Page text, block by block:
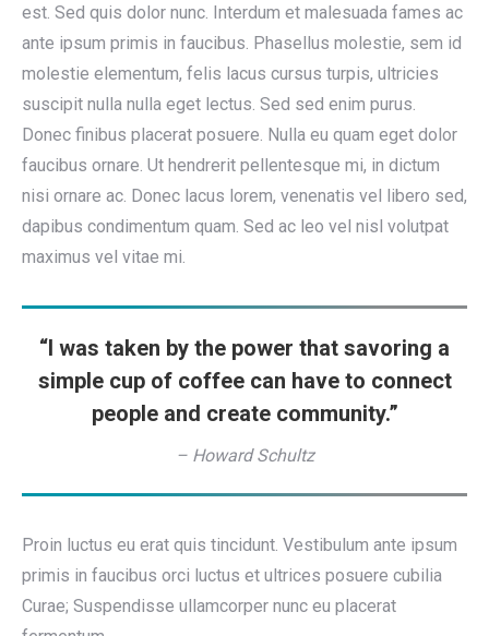
est. Sed quis dolor nunc. Interdum et malesuada fames ac
ante ipsum primis in faucibus. Phasellus molestie, sem id
molestie elementum, felis lacus cursus turpis, ultricies
suscipit nulla nulla eget lectus. Sed sed enim purus.
Donec finibus placerat posuere. Nulla eu quam eget dolor
faucibus ornare. Ut hendrerit pellentesque mi, in dictum
nisi ornare ac. Donec lacus lorem, venenatis vel libero sed,
dapibus condimentum quam. Sed ac leo vel nisl volutpat
maximus vel vitae mi.
“I was taken by the power that savoring a
simple cup of coffee can have to connect
people and create community.”
– Howard Schultz
Proin luctus eu erat quis tincidunt. Vestibulum ante ipsum
primis in faucibus orci luctus et ultrices posuere cubilia
Curae; Suspendisse ullamcorper nunc eu placerat